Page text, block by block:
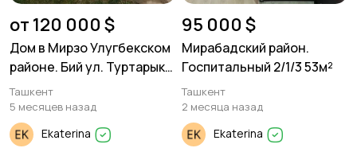
от 120 000 $
Дом в Мирзо Улугбекском
районе. Бий ул. Туртарык.
1,8 соток
Ташкент
5 месяцев назад
Ekaterina
95 000 $
Мирабадский район.
Госпитальный 2/1/3 53м²
Ташкент
2 месяца назад
Ekaterina